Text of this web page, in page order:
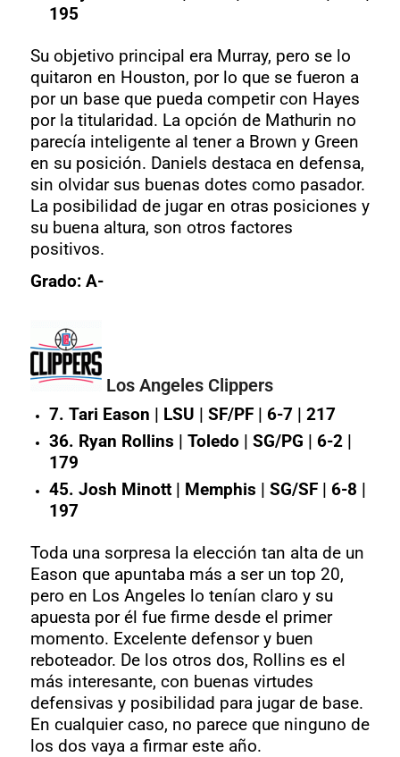
195
Su objetivo principal era Murray, pero se lo
quitaron en Houston, por lo que se fueron a
por un base que pueda competir con Hayes
por la titularidad. La opción de Mathurin no
parecía inteligente al tener a Brown y Green
en su posición. Daniels destaca en defensa,
sin olvidar sus buenas dotes como pasador.
La posibilidad de jugar en otras posiciones y
su buena altura, son otros factores
positivos.
Grado: A-
Los Angeles Clippers
7. Tari Eason | LSU | SF/PF | 6-7 | 217
36. Ryan Rollins | Toledo | SG/PG | 6-2 |
179
45. Josh Minott | Memphis | SG/SF | 6-8 |
197
Toda una sorpresa la elección tan alta de un
Eason que apuntaba más a ser un top 20,
pero en Los Angeles lo tenían claro y su
apuesta por él fue firme desde el primer
momento. Excelente defensor y buen
reboteador. De los otros dos, Rollins es el
más interesante, con buenas virtudes
defensivas y posibilidad para jugar de base.
En cualquier caso, no parece que ninguno de
los dos vaya a firmar este año.